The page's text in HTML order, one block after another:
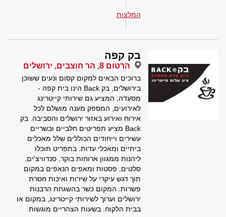
המלצות
בק קפה
הרטום 8, הר חוצבים, ירושלים
ברוכים הבאים למקום קסום ונעים ששוכן
בירושלים, בק Back הינו בית קפה -
מסעדה, המציע גם שירותי קייטרינג
לאירועים, המספק מענה מושלם לכל
אירוח ואירוע באזור ירושלים והסביבה. בק
Back מציע תפריטים חלביים ובשריים
עשירים וייחודים הכוללים שלל מאכלים
ביתיים ומאכלי עדות. בתפריט תוכלו
ליהנות ממגוון ארוחות בוקר, סנדוויצ'ים,
סלטים, פסטות ומאפים הנאפים במקום
תוך דגש עיקרי על שירות ואיכות חסרת
פשרות. המקום כשר בהשגחת הרבנות
ירושלים וערוך לשירותי קייטרינג, במקום או
בבית הלקוח. בשעות הצהריים מוגשות